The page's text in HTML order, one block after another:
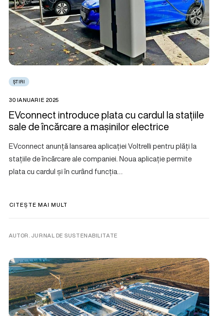
ȘTIRI
30 IANUARIE 2025
EVconnect introduce plata cu cardul la stațiile
sale de încărcare a mașinilor electrice
EVconnect anunță lansarea aplicației Voltrelli pentru plăți la
stațiile de încărcare ale companiei. Noua aplicație permite
plata cu cardul și în curând funcția…
CITEȘTE MAI MULT
AUTOR. JURNAL DE SUSTENABILITATE